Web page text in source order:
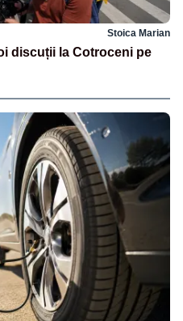
Stoica Marian
discuții la Cotroceni pe